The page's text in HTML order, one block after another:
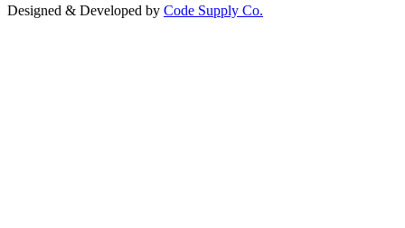
Designed & Developed by Code Supply Co.